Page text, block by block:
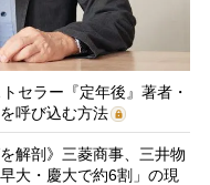
セラー『定年後』著者・
呼び込む方法
解剖》三菱商事、三井物
大・慶大で約6割」の現